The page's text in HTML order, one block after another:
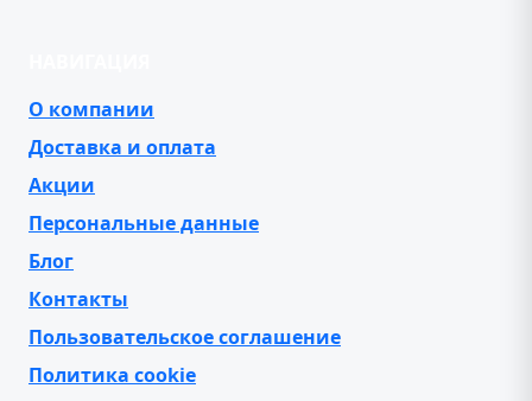
О компании
Доставка и оплата
Акции
Персональные данные
Блог
Контакты
Пользовательское соглашение
Политика cookie